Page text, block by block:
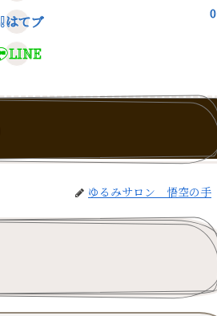
はてブ
0
LINE
ゆるみサロン 悟空の手